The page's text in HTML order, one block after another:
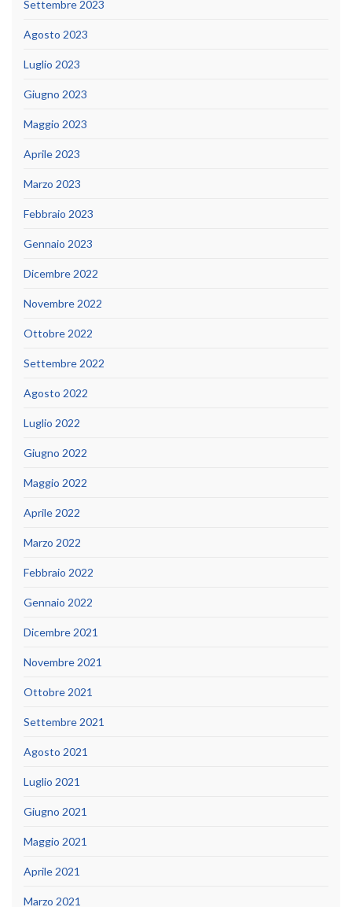
Settembre 2023
Agosto 2023
Luglio 2023
Giugno 2023
Maggio 2023
Aprile 2023
Marzo 2023
Febbraio 2023
Gennaio 2023
Dicembre 2022
Novembre 2022
Ottobre 2022
Settembre 2022
Agosto 2022
Luglio 2022
Giugno 2022
Maggio 2022
Aprile 2022
Marzo 2022
Febbraio 2022
Gennaio 2022
Dicembre 2021
Novembre 2021
Ottobre 2021
Settembre 2021
Agosto 2021
Luglio 2021
Giugno 2021
Maggio 2021
Aprile 2021
Marzo 2021